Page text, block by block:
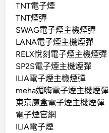
TNT電子煙
TNT煙彈
SWAG電子煙主機煙彈
LANA電子煙主機煙彈
RELX悅刻電子煙主機煙彈
SP2S電子煙主機煙彈
ILIA電子煙主機煙彈
meha媚嗨電子煙主機煙彈
東京魔盒電子煙主機煙彈
電子煙官網
ILIA電子煙